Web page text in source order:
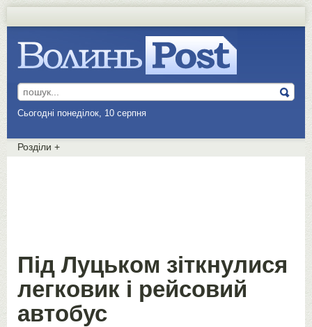
Сьогодні понеділок, 10 серпня
Розділи +
Під Луцьком зіткнулися
легковик і рейсовий
автобус